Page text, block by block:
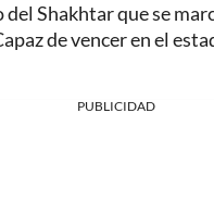
Shakhtar que se
de vencer en el
PUBLICIDAD